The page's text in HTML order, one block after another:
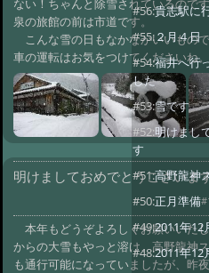
ない！ちゃんと除雪されているので
泉の旅館の前は市道です。
こんな雪の日もなかなかいいもので
車の運転はお気をつけてくださいね。
明けましておめでとうございま
本年もどうぞよろしくお願いいた
からの大雪もやっと溶け、高野龍神
も通行可能になっていましたが、昨
#56:貴志駅に
#55:２月４
#54:福井へ行
した
#53:雪です
#52:明けまし
す
#51:高野龍神
#50:正月準備
#49:2011年12
#48:2011年12